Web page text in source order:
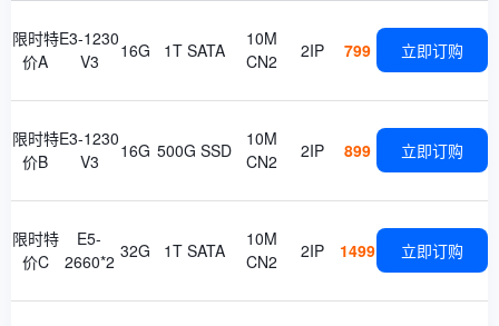
限时特
价A
E3-1230
V3
16G 1T SATA
10M
CN2
2IP 799 立即订购
限时特
价B
E3-1230
V3
16G 500G SSD
10M
CN2
2IP 899 立即订购
限时特
价C
E5-
2660*2 32G 1T SATA
10M
CN2
2IP 1499 立即订购